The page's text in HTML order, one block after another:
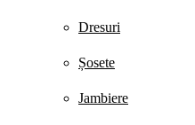
Dresuri
Șosete
Jambiere